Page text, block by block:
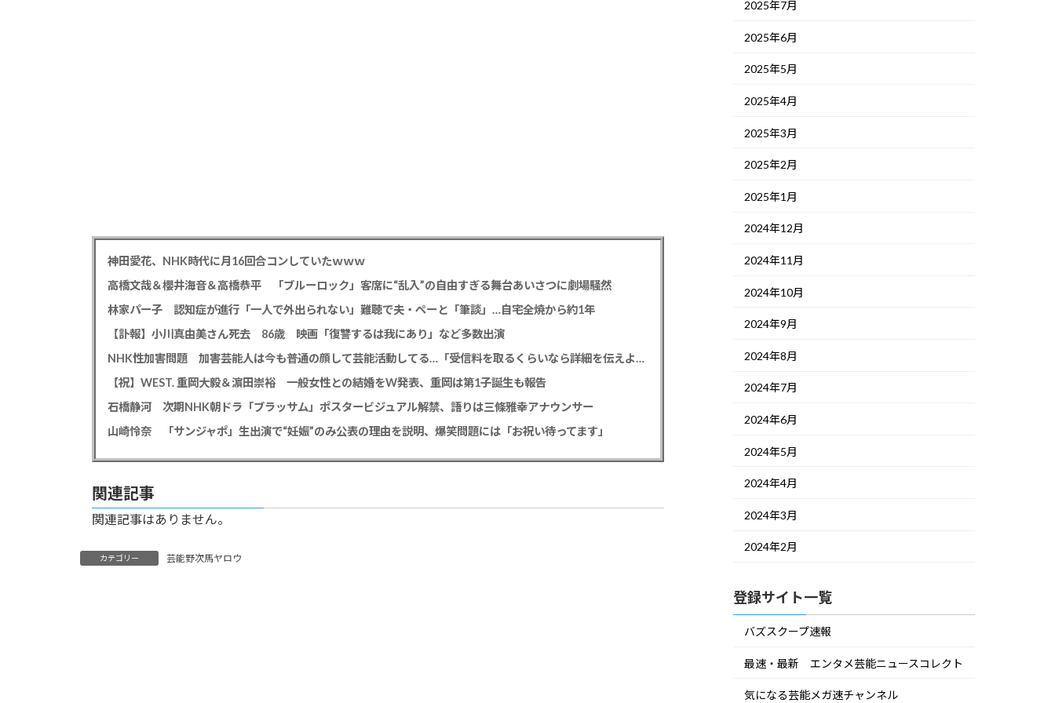
神田愛花、NHK時代に月16回合コンしていたｗｗｗ
高橋文哉＆櫻井海音＆高橋恭平 「ブルーロック」客席に“乱入”の自由すぎる舞台あいさつに劇場騒然
林家パー子 認知症が進行「一人で外出られない」難聴で夫・ペーと「筆談」…自宅全焼から約1年
【訃報】小川真由美さん死去 86歳 映画「復讐するは我にあり」など多数出演
NHK性加害問題 加害芸能人は今も普通の顔して芸能活動してる…「受信料を取るくらいなら詳細を伝えよ」視聴者からは批判の声
【祝】WEST. 重岡大毅＆濵田崇裕 一般女性との結婚をW発表、重岡は第1子誕生も報告
石橋静河 次期NHK朝ドラ「ブラッサム」ポスタービジュアル解禁、語りは三條雅幸アナウンサー
山崎怜奈 「サンジャポ」生出演で“妊娠”のみ公表の理由を説明、爆笑問題には「お祝い待ってます」
関連記事
関連記事はありません。
カテゴリー 芸能野次馬ヤロウ
2025年7月
2025年6月
2025年5月
2025年4月
2025年3月
2025年2月
2025年1月
2024年12月
2024年11月
2024年10月
2024年9月
2024年8月
2024年7月
2024年6月
2024年5月
2024年4月
2024年3月
2024年2月
登録サイト一覧
バズスクープ速報
最速・最新 エンタメ芸能ニュースコレクト
気になる芸能メガ速チャンネル